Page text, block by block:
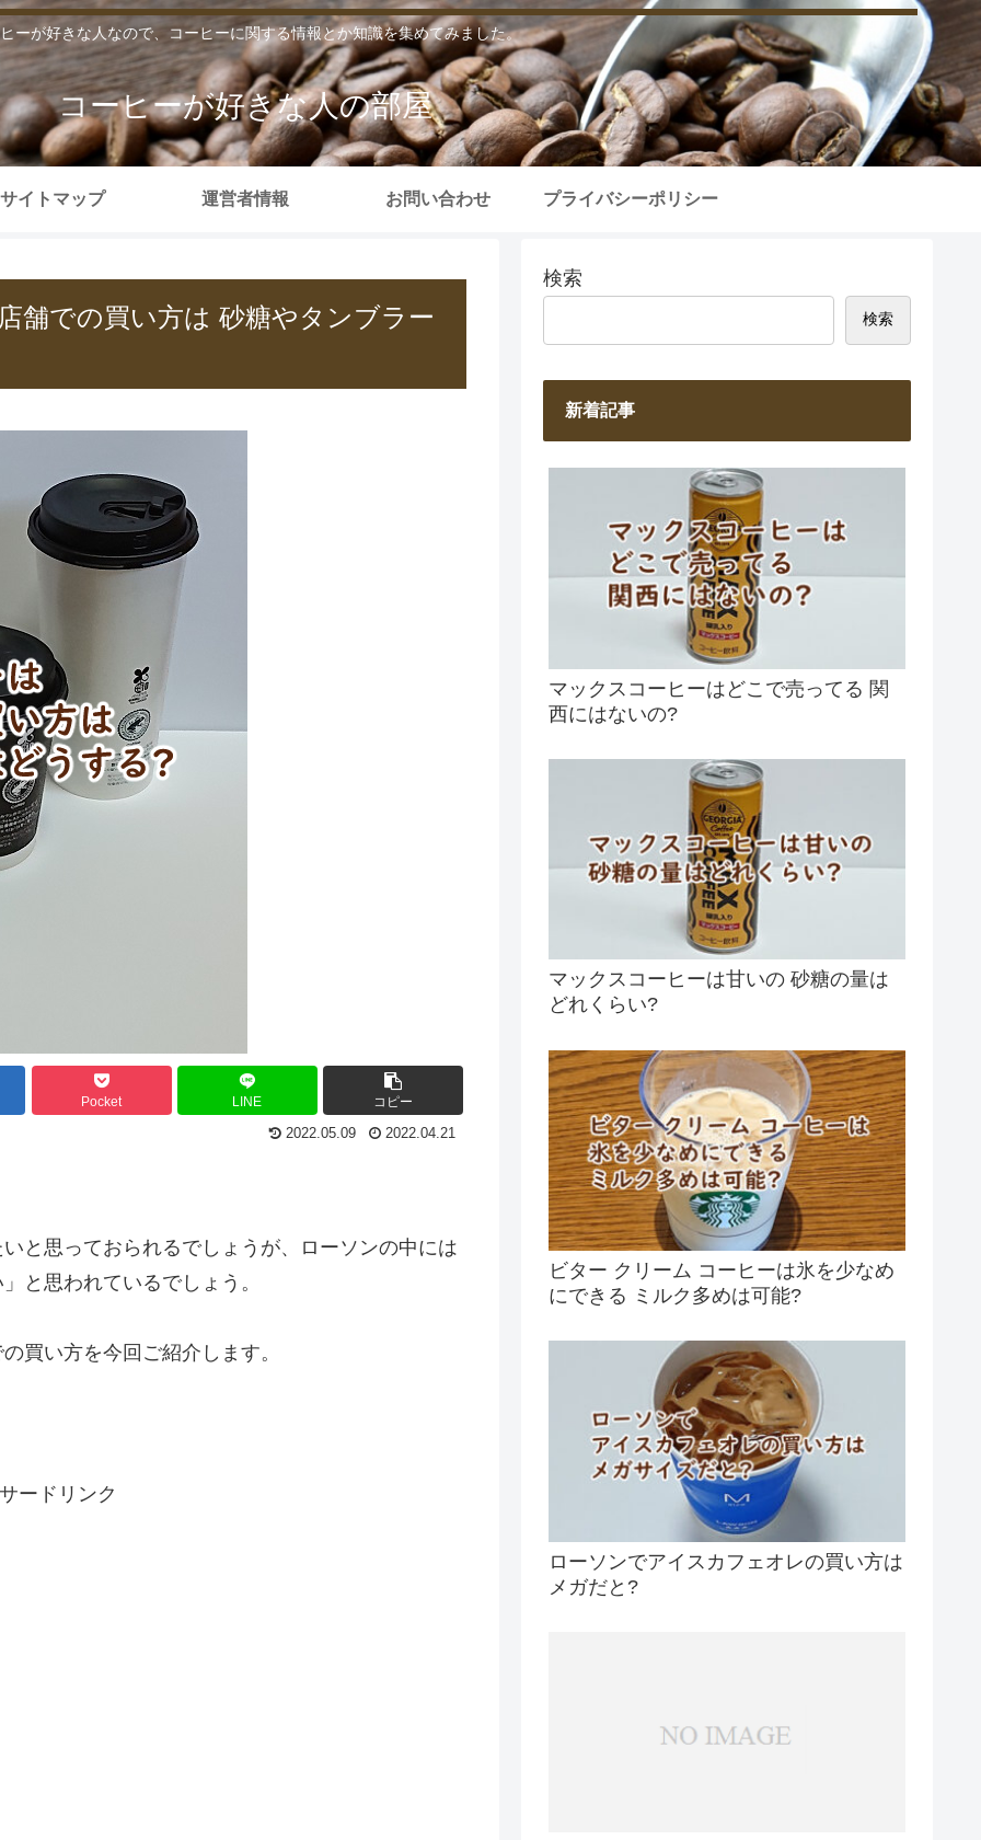
ーが好きな人なので、コーヒーに関する情報とか知識を集めてみました。
コーヒーが好きな人の部屋
サイトマップ 運営者情報 お問い合わせ プライバシーポリシー
舗での買い方は 砂糖やタンブラー
Pocket LINE コピー
2022.05.09 2022.04.21
と思っておられるでしょうが、ローソンの中には
と思われているでしょう。
買い方を今回ご紹介します。
ードリンク
検索
検索
新着記事
マックスコーヒーはどこで売ってる 関
西にはないの?
マックスコーヒーは甘いの 砂糖の量は
どれくらい?
ビター クリーム コーヒーは氷を少なめ
にできる ミルク多めは可能?
ローソンでアイスカフェオレの買い方は
メガだと?